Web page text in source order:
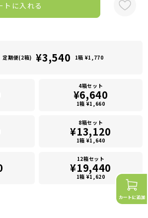
トに入れる
定期便(2箱) ¥3,540 1箱 ¥1,770
4箱セット
¥6,640
1箱 ¥1,660
8箱セット
¥13,120
1箱 ¥1,640
12箱セット
¥19,440
1箱 ¥1,620